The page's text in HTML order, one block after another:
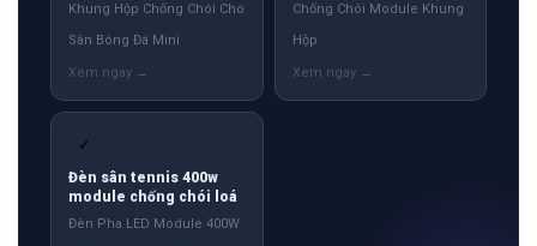
Khung Hộp Chống Chói Cho
Sân Bóng Đá Mini
Chống Chói Module Khung
Hộp
✓
Đèn sân tennis 400w
module chống chói loá
Đèn Pha LED Module 400W